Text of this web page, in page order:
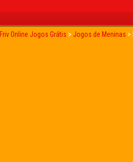
Friv Online Jogos Grátis > Jogos de Meninas >